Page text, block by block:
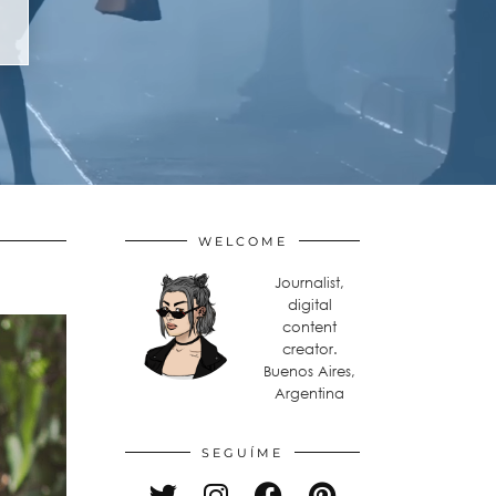
WELCOME
Journalist,
digital
content
creator.
Buenos Aires,
Argentina
SEGUÍME